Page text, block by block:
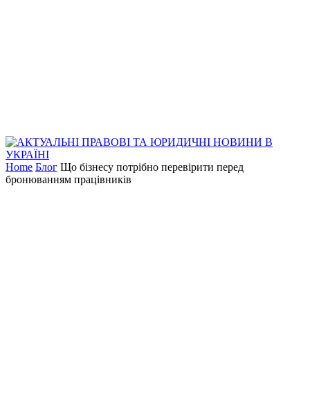
Home Блог Що бізнесу потрібно перевірити перед
бронюванням працівників